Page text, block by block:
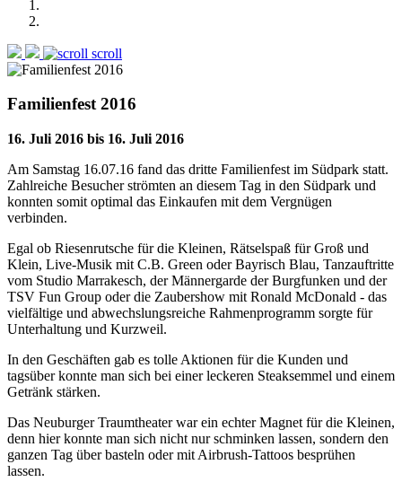
scroll
Familienfest 2016
16. Juli 2016 bis 16. Juli 2016
Am Samstag 16.07.16 fand das dritte Familienfest im Südpark statt.
Zahlreiche Besucher strömten an diesem Tag in den Südpark und
konnten somit optimal das Einkaufen mit dem Vergnügen
verbinden.
Egal ob Riesenrutsche für die Kleinen, Rätselspaß für Groß und
Klein, Live-Musik mit C.B. Green oder Bayrisch Blau, Tanzauftritte
vom Studio Marrakesch, der Männergarde der Burgfunken und der
TSV Fun Group oder die Zaubershow mit Ronald McDonald - das
vielfältige und abwechslungsreiche Rahmenprogramm sorgte für
Unterhaltung und Kurzweil.
In den Geschäften gab es tolle Aktionen für die Kunden und
tagsüber konnte man sich bei einer leckeren Steaksemmel und einem
Getränk stärken.
Das Neuburger Traumtheater war ein echter Magnet für die Kleinen,
denn hier konnte man sich nicht nur schminken lassen, sondern den
ganzen Tag über basteln oder mit Airbrush-Tattoos besprühen
lassen.